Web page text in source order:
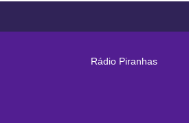
Rádio Piranhas